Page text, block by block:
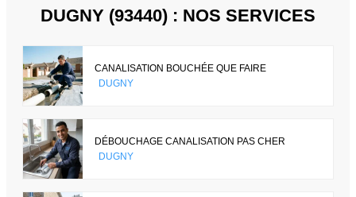
DUGNY (93440) : NOS SERVICES
CANALISATION BOUCHÉE QUE FAIRE
DUGNY
DÉBOUCHAGE CANALISATION PAS CHER
DUGNY